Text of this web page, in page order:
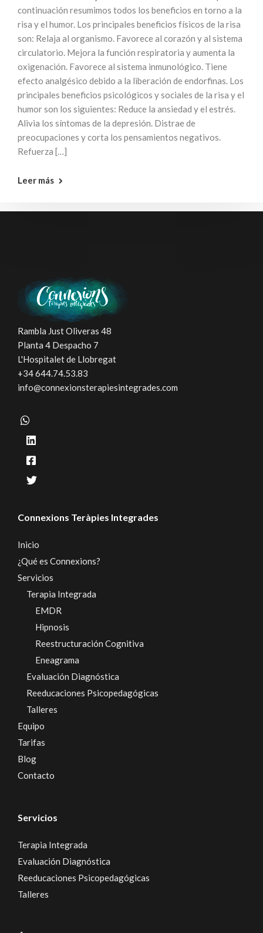
continuación resumimos todos los beneficios en torno a la
risa y el humor. Los principales beneficios físicos de la risa
son: Relaja al organismo. Favorece al corazón y al sistema
circulatorio. Mejora la función respiratoria y aumenta la
oxigenación. Favorece al sistema inmunológico. Tiene
efecto analgésico debido a la liberación de endorfinas. Los
principales beneficios psicológicos y sociales de la risa y el
humor son los siguientes: Reduce la ansiedad y el estrés.
Alivia los síntomas de la depresión. Distrae de
preocupaciones y corta los pensamientos negativos.
Refuerza […]
Leer más
Rambla Just Oliveras 48
Planta 4 Despacho 7
L'Hospitalet de Llobregat
+34 644.74.53.83
info@connexionsterapiesintegrades.com
Connexions Teràpies Integrades
Inicio
¿Qué es Connexions?
Servicios
Terapia Integrada
EMDR
Hipnosis
Reestructuración Cognitiva
Eneagrama
Evaluación Diagnóstica
Reeducaciones Psicopedagógicas
Talleres
Equipo
Tarifas
Blog
Contacto
Servicios
Terapia Integrada
Evaluación Diagnóstica
Reeducaciones Psicopedagógicas
Talleres